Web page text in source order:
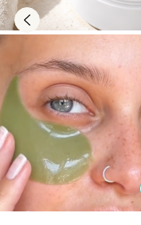
Previous